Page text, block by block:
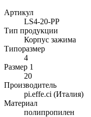
Артикул
LS4-20-PP
Тип продукции
Корпус зажима
Типоразмер
4
Размер 1
20
Производитель
pi.effe.ci (Италия)
Материал
полипропилен